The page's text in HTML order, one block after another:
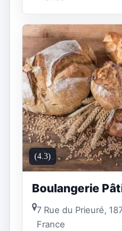
(4.3)
Boulangerie
7 Rue du Prieuré,
France